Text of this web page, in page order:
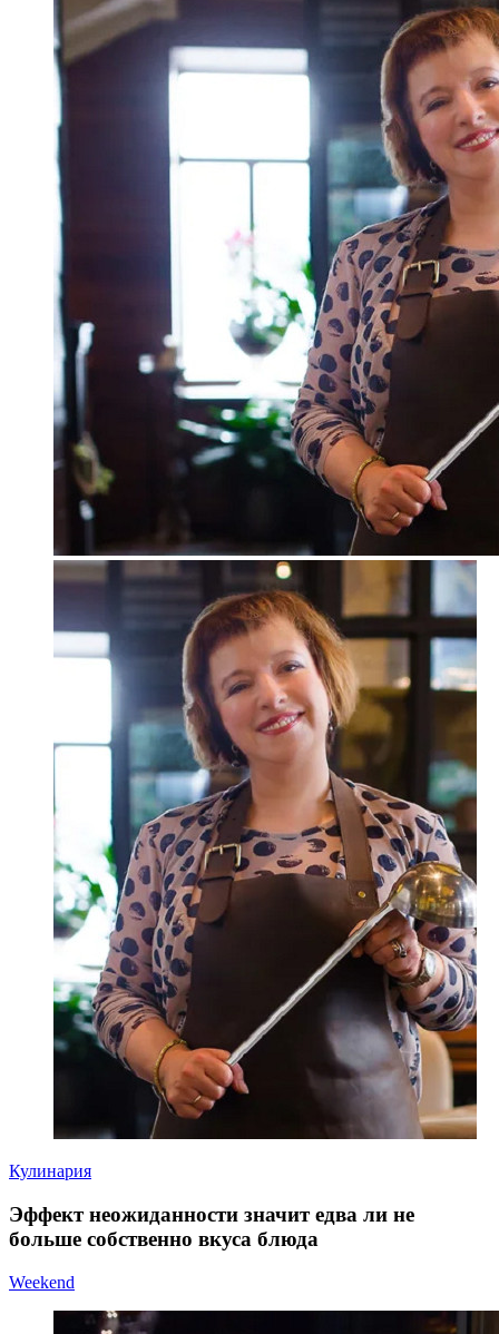
Кулинария
Эффект неожиданности значит едва ли не
больше собственно вкуса блюда
Weekend